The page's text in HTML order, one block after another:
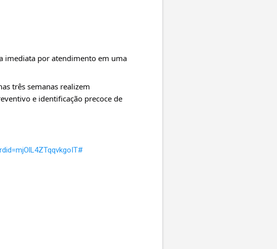
imediata por atendimento em uma
três semanas realizem
e identificação precoce de